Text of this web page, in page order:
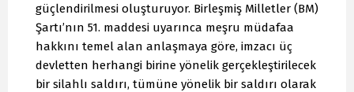
güçlendirilmesi oluşturuyor. Birleşmiş Milletler (BM)
Şartı’nın 51. maddesi uyarınca meşru müdafaa
hakkını temel alan anlaşmaya göre, imzacı üç
devletten herhangi birine yönelik gerçekleştirilecek
bir silahlı saldırı, tümüne yönelik bir saldırı olarak